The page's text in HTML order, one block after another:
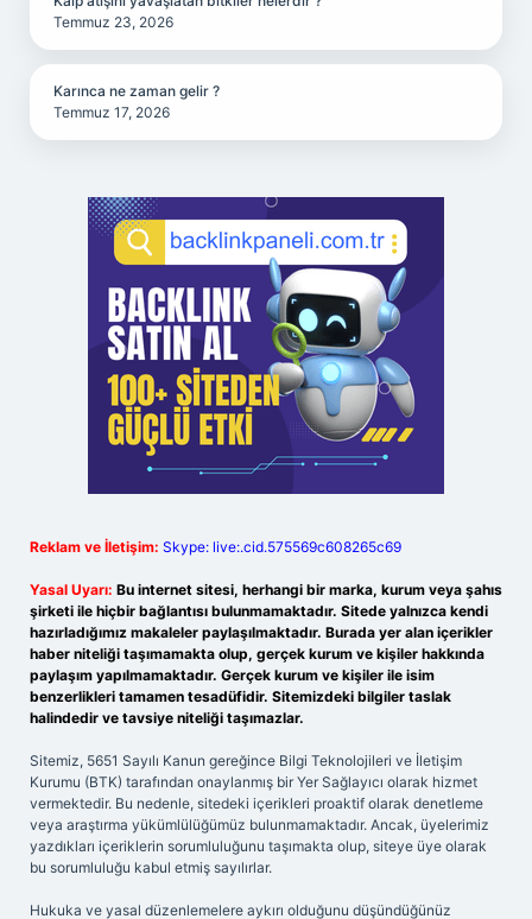
Temmuz 23, 2026
Karınca ne zaman gelir ?
Temmuz 17, 2026
Reklam ve İletişim: Skype: live:.cid.575569c608265c69
Yasal Uyarı: Bu internet sitesi, herhangi bir marka, kurum veya şahıs
şirketi ile hiçbir bağlantısı bulunmamaktadır. Sitede yalnızca kendi
hazırladığımız makaleler paylaşılmaktadır. Burada yer alan içerikler
haber niteliği taşımamakta olup, gerçek kurum ve kişiler hakkında
paylaşım yapılmamaktadır. Gerçek kurum ve kişiler ile isim
benzerlikleri tamamen tesadüfidir. Sitemizdeki bilgiler taslak
halindedir ve tavsiye niteliği taşımazlar.
Sitemiz, 5651 Sayılı Kanun gereğince Bilgi Teknolojileri ve İletişim
Kurumu (BTK) tarafından onaylanmış bir Yer Sağlayıcı olarak hizmet
vermektedir. Bu nedenle, sitedeki içerikleri proaktif olarak denetleme
veya araştırma yükümlülüğümüz bulunmamaktadır. Ancak, üyelerimiz
yazdıkları içeriklerin sorumluluğunu taşımakta olup, siteye üye olarak
bu sorumluluğu kabul etmiş sayılırlar.
Hukuka ve yasal düzenlemelere aykırı olduğunu düşündüğünüz